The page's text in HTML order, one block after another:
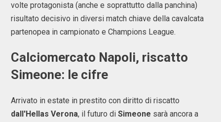
volte protagonista (anche e soprattutto dalla panchina)
risultato decisivo in diversi match chiave della cavalcata
partenopea in campionato e Champions League.
Calciomercato Napoli, riscatto
Simeone: le cifre
Arrivato in estate in prestito con diritto di riscatto
dall'Hellas Verona, il futuro di Simeone sarà ancora a